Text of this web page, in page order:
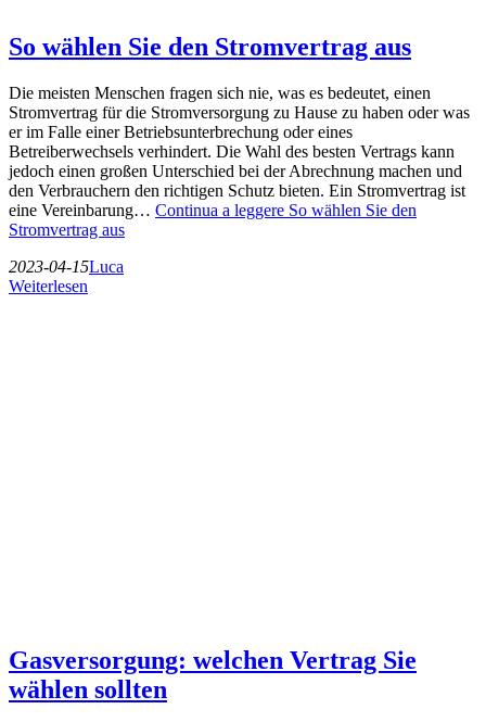
So wählen Sie den Stromvertrag aus
Die meisten Menschen fragen sich nie, was es bedeutet, einen
Stromvertrag für die Stromversorgung zu Hause zu haben oder was
er im Falle einer Betriebsunterbrechung oder eines
Betreiberwechsels verhindert. Die Wahl des besten Vertrags kann
jedoch einen großen Unterschied bei der Abrechnung machen und
den Verbrauchern den richtigen Schutz bieten. Ein Stromvertrag ist
eine Vereinbarung… Continua a leggere So wählen Sie den
Stromvertrag aus
2023-04-15Luca
Weiterlesen
Gasversorgung: welchen Vertrag Sie
wählen sollten